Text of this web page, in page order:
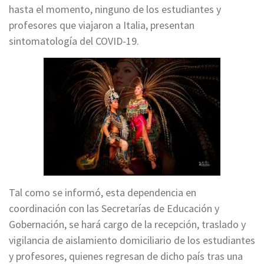
hasta el momento, ninguno de los estudiantes y
profesores que viajaron a Italia, presentan
sintomatología del COVID-19.
Tal como se informó, esta dependencia en
coordinación con las Secretarías de Educación y
Gobernación, se hará cargo de la recepción, traslado y
vigilancia de aislamiento domiciliario de los estudiantes
y profesores, quienes regresan de dicho país tras una